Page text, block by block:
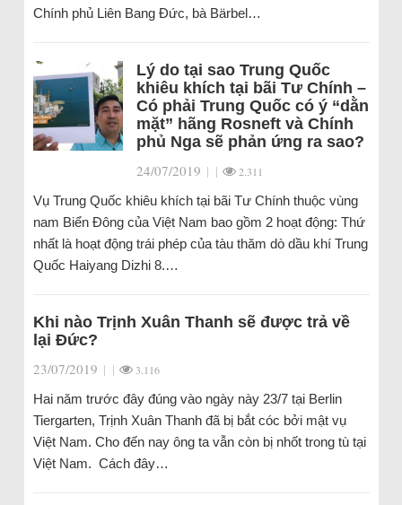
Chính phủ Liên Bang Đức, bà Bärbel…
Lý do tại sao Trung Quốc
khiêu khích tại bãi Tư Chính –
Có phải Trung Quốc có ý “dằn
mặt” hãng Rosneft và Chính
phủ Nga sẽ phản ứng ra sao?
24/07/2019 | | 2.311
Vụ Trung Quốc khiêu khích tại bãi Tư Chính thuộc vùng
nam Biển Đông của Việt Nam bao gồm 2 hoạt động: Thứ
nhất là hoạt động trái phép của tàu thăm dò dầu khí Trung
Quốc Haiyang Dizhi 8.…
Khi nào Trịnh Xuân Thanh sẽ được trả về
lại Đức?
23/07/2019 | | 3.116
Hai năm trước đây đúng vào ngày này 23/7 tại Berlin
Tiergarten, Trịnh Xuân Thanh đã bị bắt cóc bởi mật vụ
Việt Nam. Cho đến nay ông ta vẫn còn bị nhốt trong tù tại
Việt Nam. Cách đây…